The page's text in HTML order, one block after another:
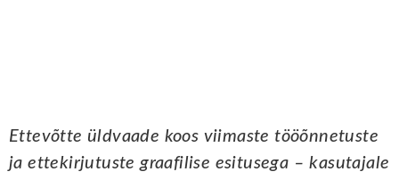
Ettevõtte üldvaade koos viimaste tööõnnetuste
ja ettekirjutuste graafilise esitusega – kasutajale